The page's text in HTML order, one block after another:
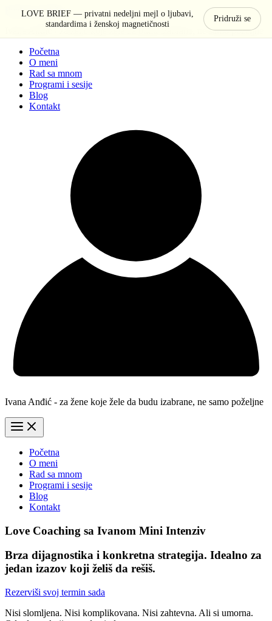
LOVE BRIEF — privatni nedeljni mejl o ljubavi,
standardima i ženskoj magnetičnosti
Pridruži se
Pređi na sadržaj
Ivana Anđić - za žene koje žele da budu izabrane, ne samo poželjne
Početna
O meni
Rad sa mnom
Programi i sesije
Blog
Kontakt
Ivana Anđić - za žene koje žele da budu izabrane, ne samo poželjne
Početna
O meni
Rad sa mnom
Programi i sesije
Blog
Kontakt
Love Coaching sa Ivanom Mini Intenziv
Brza dijagnostika i konkretna strategija. Idealno za
jedan izazov koji želiš da rešiš.
Rezerviši svoj termin sada
Nisi slomljena. Nisi komplikovana. Nisi zahtevna. Ali si umorna.